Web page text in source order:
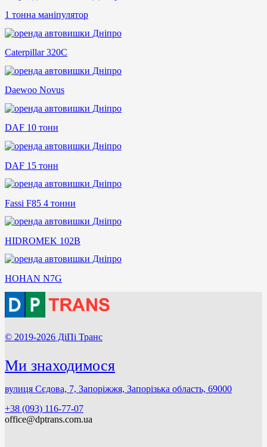
1 тонна маніпулятор
Caterpillar 320C
Daewoo Novus
DAF 10 тонн
DAF 15 тонн
Fassi F85 4 тонни
HIDROMEK 102B
HOHAN N7G
© 2019-2026 ДіПі Транс
Ми знаходимося
вулиця Сєдова, 7, Запоріжжя, Запорізька область, 69000
+38 (093) 116-77-07
office@dptrans.com.ua